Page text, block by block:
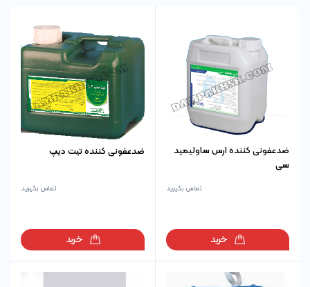
ضدعفونی کننده ارس ساولیمید
سی
تماس بگیرید
خرید
ضدعفونی کننده تیت دیپ
تماس بگیرید
خرید